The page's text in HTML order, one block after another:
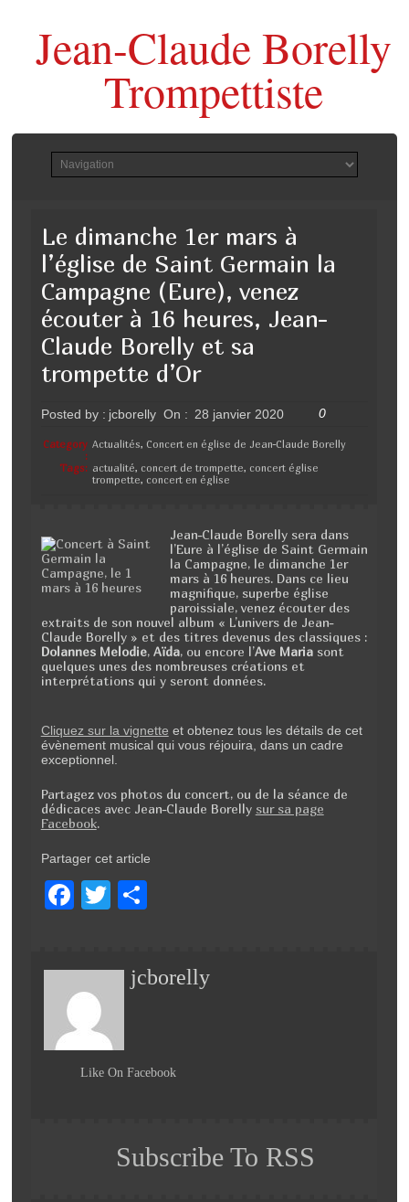
Jean-Claude Borelly
Trompettiste
Le dimanche 1er mars à
l’église de Saint Germain la
Campagne (Eure), venez
écouter à 16 heures, Jean-
Claude Borelly et sa
trompette d’Or
Posted by : jcborelly On : 28 janvier 2020 0
Category
:
Actualités, Concert en église de Jean-Claude Borelly
Tags: actualité, concert de trompette, concert église
trompette, concert en église
Jean-Claude Borelly sera dans
l’Eure à l’église de Saint Germain
la Campagne, le dimanche 1er
mars à 16 heures. Dans ce lieu
magnifique, superbe église
paroissiale, venez écouter des
extraits de son nouvel album « L’univers de Jean-
Claude Borelly » et des titres devenus des classiques :
Dolannes Melodie, Aïda, ou encore l’Ave Mariasont
quelques unes des nombreuses créations et
interprétations qui y seront données.
Cliquez sur la vignette et obtenez tous les détails de cet
évènement musical qui vous réjouira, dans un cadre
exceptionnel.
Partagez vos photos du concert, ou de la séance de
dédicaces avec Jean-Claude Borelly sur sa page
Facebook.
Partager cet article
F
o
o
T
er g
jcborelly
Like On Facebook
Subscribe To RSS